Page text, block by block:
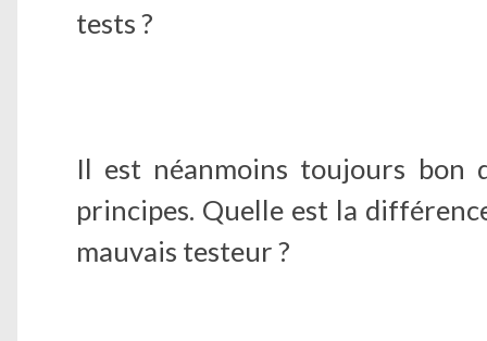
tests ?
Il est néanmoins toujours bon
principes. Quelle est la
mauvais testeur ?